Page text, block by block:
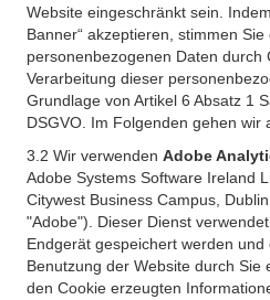
Website eingeschränkt sein.
Banner“ akzeptieren, stimmen
personenbezogenen Daten durch
Verarbeitung dieser
Grundlage von Artikel 6 Absatz 1
DSGVO. Im Folgenden gehen wir
3.2 Wir verwenden Adobe
Adobe Systems Software Ireland
Citywest Business Campus,
"Adobe"). Dieser Dienst
Endgerät gespeichert werden und
Benutzung der Website durch Sie
den Cookie erzeugten